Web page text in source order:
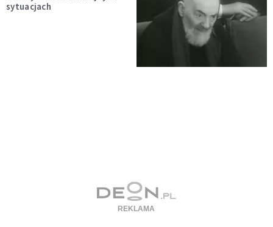
sytuacjach